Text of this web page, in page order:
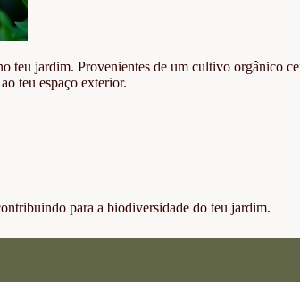
teu jardim. Provenientes de um cultivo orgânico
teu espaço exterior.
para a biodiversidade do teu jardim.